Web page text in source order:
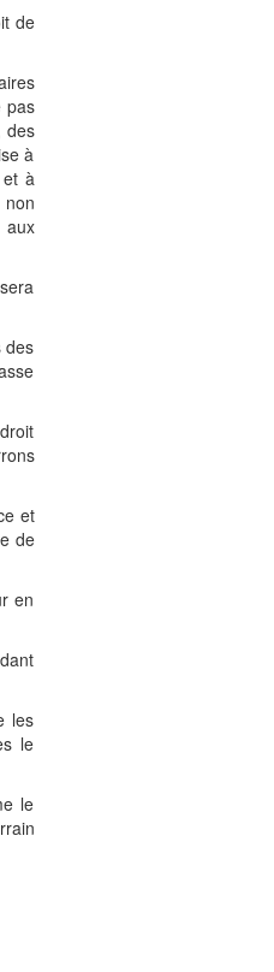
de
pas
des
à
et à
aux
des
et
de
en
les
le
le